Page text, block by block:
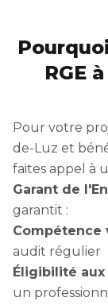
RGE
Pour votre
de-Luz et
faites appel à
Garant de
garantit :
Compétence
audit régulier
Éligibilité aux
un